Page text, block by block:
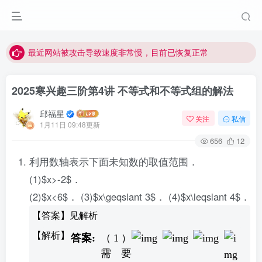
最近网站被攻击导致速度非常慢，目前已恢复正常
2025寒兴趣三阶第4讲 不等式和不等式组的解法
邱福星
1月11日 09:48更新
关注 私信
656 12
利用数轴表示下面未知数的取值范围．
(1)$x>-2$．
(2)$x<6$． (3)$x\geqslant 3$． (4)$x\leqslant 4$．
【答案】见解析
（1）
需要